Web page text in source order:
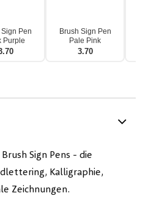
Pen
Purple
Brush Sign Pen
Pale Pink
3.70
Sign Pens - die
Kalligraphie,
Zeichnungen.